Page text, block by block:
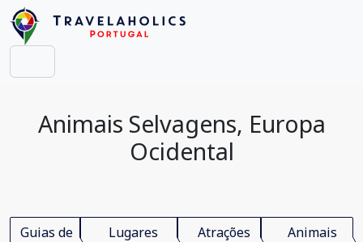
Animais Selvagens, Europa
Ocidental
Guias de
Lugares
Atrações
Animais